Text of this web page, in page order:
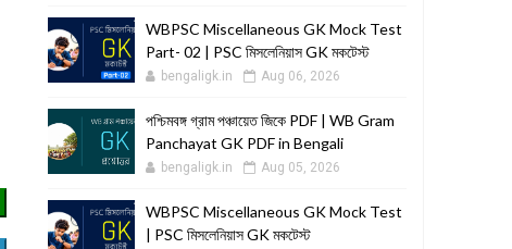
WBPSC Miscellaneous GK Mock Test
Part- 02 | PSC মিসলেনিয়াস GK মকটেস্ট
bengaligk.in Aug 06, 2026
পশ্চিমবঙ্গ গ্রাম পঞ্চায়েত জিকে PDF | WB Gram
Panchayat GK PDF in Bengali
bengaligk.in Aug 05, 2026
WBPSC Miscellaneous GK Mock Test
| PSC মিসলেনিয়াস GK মকটেস্ট